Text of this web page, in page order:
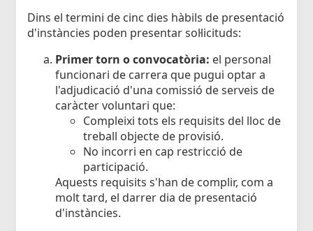
Dins el termini de cinc dies hàbils de presentació
d'instàncies poden presentar sol·licituds:
Primer torn o convocatòria: el personal
funcionari de carrera que pugui optar a
l'adjudicació d'una comissió de serveis de
caràcter voluntari que:
Compleixi tots els requisits del lloc de
treball objecte de provisió.
No incorri en cap restricció de
participació.
Aquests requisits s'han de complir, com a
molt tard, el darrer dia de presentació
d'instàncies.